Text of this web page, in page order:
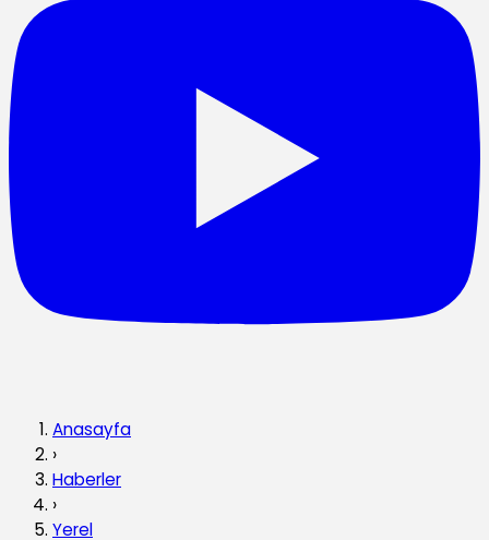
Anasayfa
›
Haberler
›
Yerel